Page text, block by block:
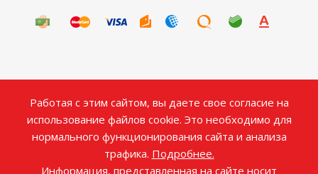
Работая с этим сайтом, вы даете свое согласие на
использование файлов cookie. Это необходимо для
нормального функционирования сайта и анализа
трафика. Подробнее.
Информация, представленная на сайте носит